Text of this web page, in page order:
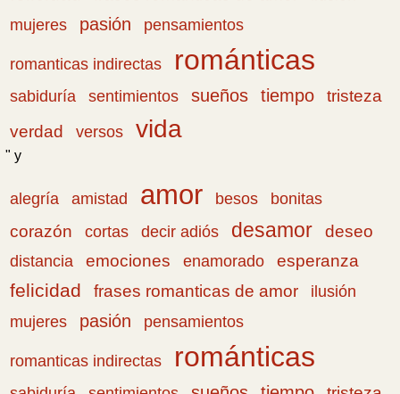
mujeres
pasión pensamientos
romanticas indirectas románticas
sabiduría sentimientos sueños tiempo
tristeza
verdad
versos vida
" y
alegría amistad amor besos
bonitas
corazón
cortas decir adiós desamor deseo
distancia emociones enamorado esperanza
felicidad frases romanticas de amor
ilusión
mujeres
pasión pensamientos
romanticas indirectas románticas